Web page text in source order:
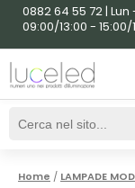
0882 64 55 72 | Lun
09:00/13:00 - 15:00/
Home / LAMPADE